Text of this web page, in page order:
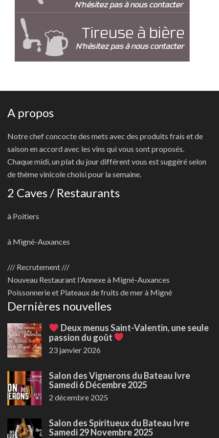
A propos
Notre chef concocte des mets avec des produits frais et de
saison en accord avec les vins qui vous sont proposés.
Chaque midi, un plat du jour différent vous est suggéré selon
de thème vinicole choisi pour la semaine.
2 Caves / Restaurants
à Poitiers
à Migné-Auxances
/// Recrutement ///
Nouveau Restaurant l'Annexe à Migné-Auxances
Poissonnerie et Plateaux de fruits de mer à Migné
Dernières nouvelles
Deux menus Saint-Valentin, une seule
passion du goût
23 janvier 2026
Salon des Vignerons du Bateau Ivre
Samedi 6 Décembre 2025
2 décembre 2025
Salon des Spiritueux du Bateau Ivre
Samedi 29 Novembre 2025